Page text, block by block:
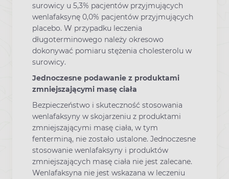
surowicy u 5,3% pacjentów przyjmujących
wenlafaksynę 0,0% pacjentów przyjmujących
placebo. W przypadku leczenia
długoterminowego należy okresowo
dokonywać pomiaru stężenia cholesterolu w
surowicy.
Jednoczesne podawanie z produktami
zmniejszającymi masę ciała
Bezpieczeństwo i skuteczność stosowania
wenlafaksyny w skojarzeniu z produktami
zmniejszającymi masę ciała, w tym
fenterminą, nie zostało ustalone. Jednoczesne
stosowanie wenlafaksyny i produktów
zmniejszających masę ciała nie jest zalecane.
Wenlafaksyna nie jest wskazana w leczeniu